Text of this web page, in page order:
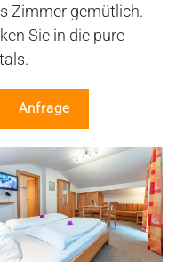
Zimmer gemütlich.
Sie in die pure
Anfrage